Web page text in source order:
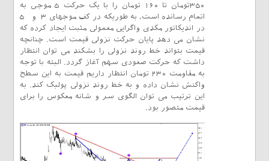
۳۵۰تومان تا ۱۶۰ تومان را با یک حرکت ۵ موجی به
اتمام رسانده است، به طوریکه در کف موجهای ۳ و ۵
در اندیکاتور مکدی واگرایی معمولی مثبت ایجاد کرده که
نشان می دهد پایان حرکت نزولی قیمت است. چنانچه
قیمت بتواند خط روند نزولی را بشکند می توان انتظار
داشت که حرکت صعودی سهم آغاز گردد. البته با توجه
به مقاومت ۲۳۰ تومان انتظار داریم قیمت به این سطح
واکنش نشان داده و به خط روند نزولی پولبک کند. به
این ترتیب می توان الگوی سر و شانه معکوس را برای
قیمت متصور بود.